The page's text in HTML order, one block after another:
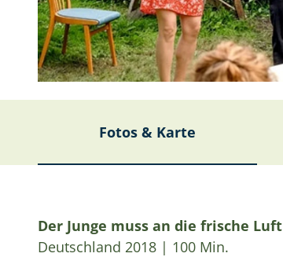
Fotos & Karte
Der Junge muss an die frische Luft
Deutschland 2018 | 100 Min.